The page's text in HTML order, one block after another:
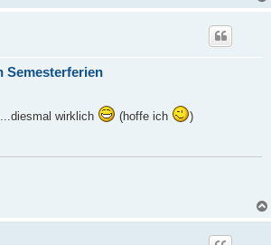
Semesterferien
wirklich (hoffe ich )